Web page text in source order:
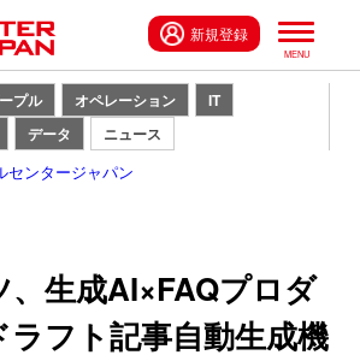
新規登録
プル オペレーション
IT
データ ニュース
センタージャパン
、生成AI×FAQプロダ
フト記事自動生成機